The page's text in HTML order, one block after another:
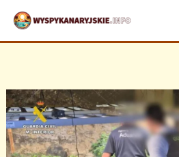
Przejdź
treści